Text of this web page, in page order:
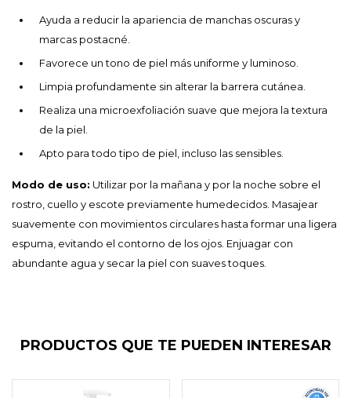
Ayuda a reducir la apariencia de manchas oscuras y
marcas postacné.
Favorece un tono de piel más uniforme y luminoso.
Limpia profundamente sin alterar la barrera cutánea.
Realiza una microexfoliación suave que mejora la textura
de la piel.
Apto para todo tipo de piel, incluso las sensibles.
Modo de uso: Utilizar por la mañana y por la noche sobre el
rostro, cuello y escote previamente humedecidos. Masajear
suavemente con movimientos circulares hasta formar una ligera
espuma, evitando el contorno de los ojos. Enjuagar con
abundante agua y secar la piel con suaves toques.
PRODUCTOS QUE TE PUEDEN INTERESAR